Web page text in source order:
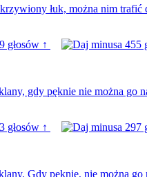
łuk, można nim trafić
głosów ↑
455
gdy pęknie nie można go
głosów ↑
297
Gdy pęknie, nie można